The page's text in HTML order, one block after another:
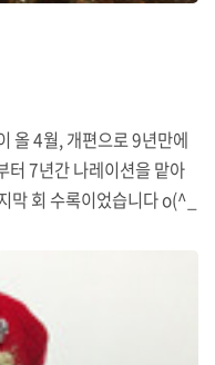
올 4월, 개편으로 9년만에
터 7년간 나레이션을 맡아
회 수록이었습니다 o(^_
크 하거나 "Exterminat
도 하고... 너무 농후한 녹
지 7년. 훌륭한 아티스트
면서 수록하는 일은 정말